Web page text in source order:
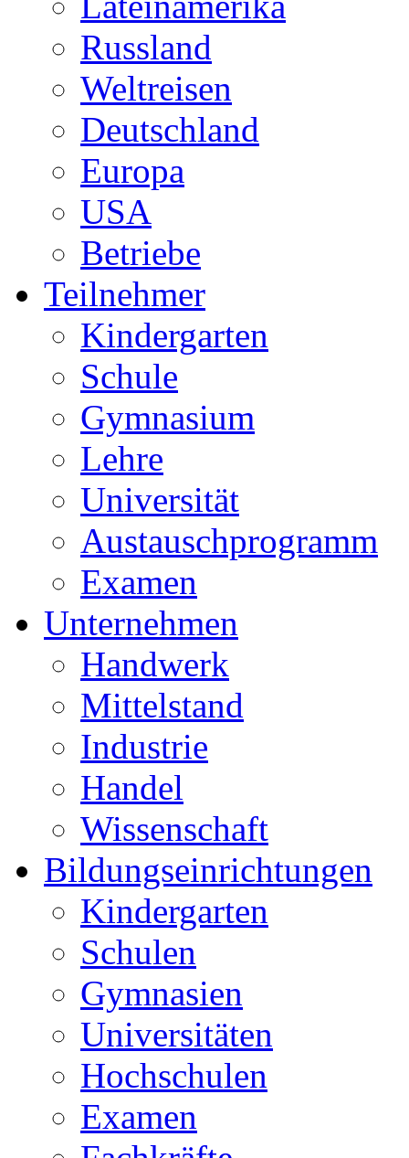
Russland
Weltreisen
Deutschland
Europa
USA
Betriebe
Teilnehmer
Kindergarten
Schule
Gymnasium
Lehre
Universität
Austauschprogramm
Examen
Unternehmen
Handwerk
Mittelstand
Industrie
Handel
Wissenschaft
Bildungseinrichtungen
Kindergarten
Schulen
Gymnasien
Universitäten
Hochschulen
Examen